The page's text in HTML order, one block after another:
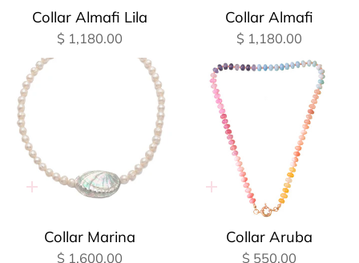
Collar Almafi Lila
$ 1,180.00
Collar Almafi
$ 1,180.00
Adición
Collar Marina
$ 1,600.00
Adición
rápida
Collar Aruba
$ 550.00